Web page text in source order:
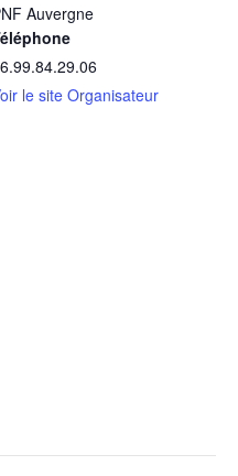
Auvergne
le site Organisateur